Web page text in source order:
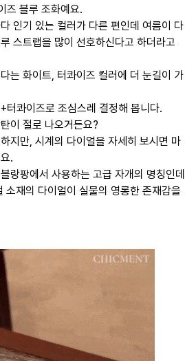
즈 블루 조화예요.
인기 있는 컬러가 다른 편인데 여름이 다
스트랩을 많이 선호하신다고 하더라고
는 화이트, 터콰이즈 컬러에 더 눈길이 가
터콰이즈로 조심스레 결정해 봅니다.
이 절로 나오거든요?
지만, 시계의 다이얼을 자세히 보시면 마
.
랑팡에서 사용하는 고급 자개의 명칭인데
소재의 다이얼이 실물의 영롱한 존재감을